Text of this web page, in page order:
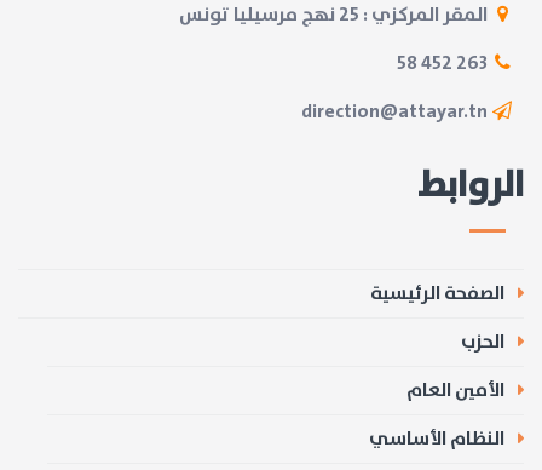
المقر المركزي : 25 نهج مرسيليا تونس
263 452 58
direction@attayar.tn
الروابط
الصفحة الرئيسية
الحزب
الأمين العام
النظام الأساسي